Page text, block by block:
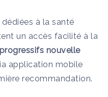
à la santé
un accès facilité à la
nouvelle
application mobile
recommandation.